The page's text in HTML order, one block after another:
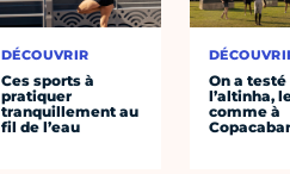
DÉCOUVRIR
Ces sports à
pratiquer
tranquillement au
fil de l’eau
On a testé
l’altinha,
comme à